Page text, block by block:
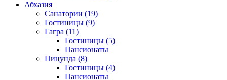
Абхазия
Санатории (19)
Гостиницы (9)
Гагра (11)
Гостиницы (5)
Пансионаты
Пицунда (8)
Гостиницы (4)
Пансионаты